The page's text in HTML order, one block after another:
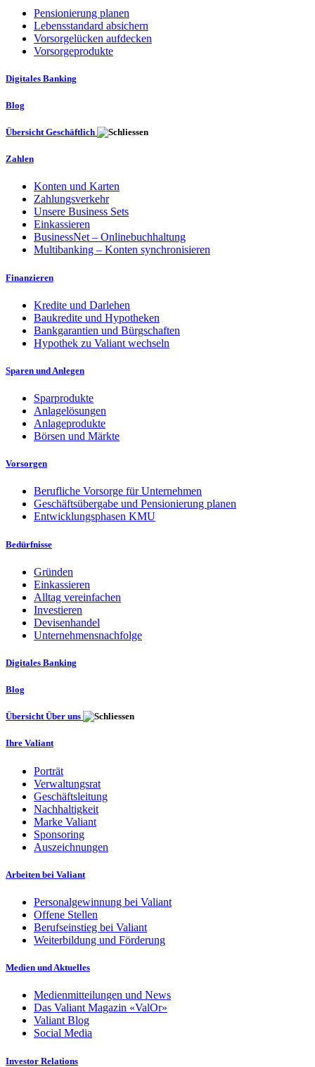
Pensionierung planen
Lebensstandard absichern
Vorsorgelücken aufdecken
Vorsorgeprodukte
Digitales Banking
Blog
Übersicht Geschäftlich
Zahlen
Konten und Karten
Zahlungsverkehr
Unsere Business Sets
Einkassieren
BusinessNet – Onlinebuchhaltung
Multibanking – Konten synchronisieren
Finanzieren
Kredite und Darlehen
Baukredite und Hypotheken
Bankgarantien und Bürgschaften
Hypothek zu Valiant wechseln
Sparen und Anlegen
Sparprodukte
Anlagelösungen
Anlageprodukte
Börsen und Märkte
Vorsorgen
Berufliche Vorsorge für Unternehmen
Geschäftsübergabe und Pensionierung planen
Entwicklungsphasen KMU
Bedürfnisse
Gründen
Einkassieren
Alltag vereinfachen
Investieren
Devisenhandel
Unternehmensnachfolge
Digitales Banking
Blog
Übersicht Über uns
Ihre Valiant
Porträt
Verwaltungsrat
Geschäftsleitung
Nachhaltigkeit
Marke Valiant
Sponsoring
Auszeichnungen
Arbeiten bei Valiant
Personalgewinnung bei Valiant
Offene Stellen
Berufseinstieg bei Valiant
Weiterbildung und Förderung
Medien und Aktuelles
Medienmitteilungen und News
Das Valiant Magazin «ValOr»
Valiant Blog
Social Media
Investor Relations